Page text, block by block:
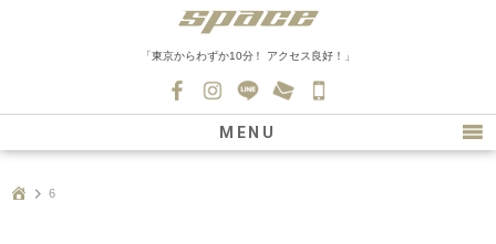
「東京からわずか10分！ アクセス良好！」
0139
MENU
6